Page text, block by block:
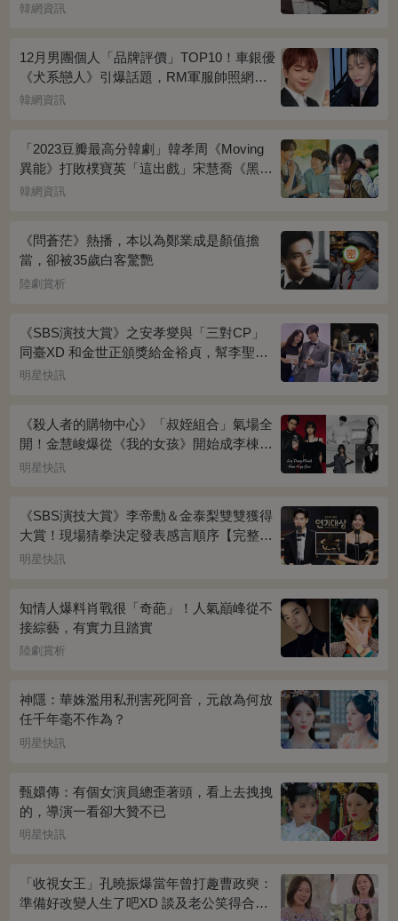
韓網資訊
12月男團個人「品牌評價」TOP10！車銀優
《犬系戀人》引爆話題，RM軍服帥照網瘋
傳
韓網資訊
「2023豆瓣最高分韓劇」韓孝周《Moving
異能》打敗樸寶英「這出戲」宋慧喬《黑暗
榮耀》奪冠
韓網資訊
《問蒼茫》熱播，本以為鄭業成是顏值擔
當，卻被35歲白客驚艷
陸劇賞析
《SBS演技大賞》之安孝燮與「三對CP」
同臺XD 和金世正頒獎給金裕貞，幫李聖經
披外套超甜~
明星快訊
《殺人者的購物中心》「叔姪組合」氣場全
開！金慧峻爆從《我的女孩》開始成李棟旭
迷妹~
明星快訊
《SBS演技大賞》李帝勳＆金泰梨雙雙獲得
大賞！現場猜拳決定發表感言順序【完整得
獎名單】
明星快訊
知情人爆料肖戰很「奇葩」！人氣巔峰從不
接綜藝，有實力且踏實
陸劇賞析
神隱：華姝濫用私刑害死阿音，元啟為何放
任千年毫不作為？
明星快訊
甄嬛傳：有個女演員總歪著頭，看上去拽拽
的，導演一看卻大贊不已
明星快訊
「收視女王」孔曉振爆當年曾打趣曹政奭：
準備好改變人生了吧XD 談及老公笑得合不